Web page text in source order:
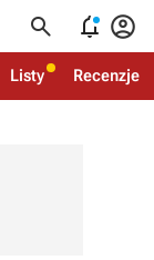
  
Listy Recenzje